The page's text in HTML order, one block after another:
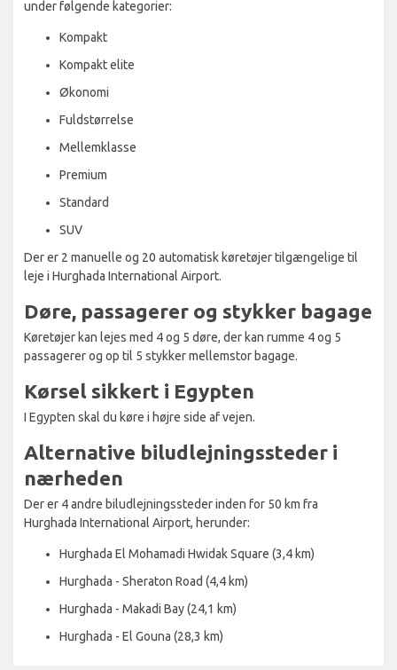
under følgende kategorier:
Kompakt
Kompakt elite
Økonomi
Fuldstørrelse
Mellemklasse
Premium
Standard
SUV
Der er 2 manuelle og 20 automatisk køretøjer tilgængelige til
leje i Hurghada International Airport.
Døre, passagerer og stykker bagage
Køretøjer kan lejes med 4 og 5 døre, der kan rumme 4 og 5
passagerer og op til 5 stykker mellemstor bagage.
Kørsel sikkert i Egypten
I Egypten skal du køre i højre side af vejen.
Alternative biludlejningssteder i
nærheden
Der er 4 andre biludlejningssteder inden for 50 km fra
Hurghada International Airport, herunder:
Hurghada El Mohamadi Hwidak Square (3,4 km)
Hurghada - Sheraton Road (4,4 km)
Hurghada - Makadi Bay (24,1 km)
Hurghada - El Gouna (28,3 km)